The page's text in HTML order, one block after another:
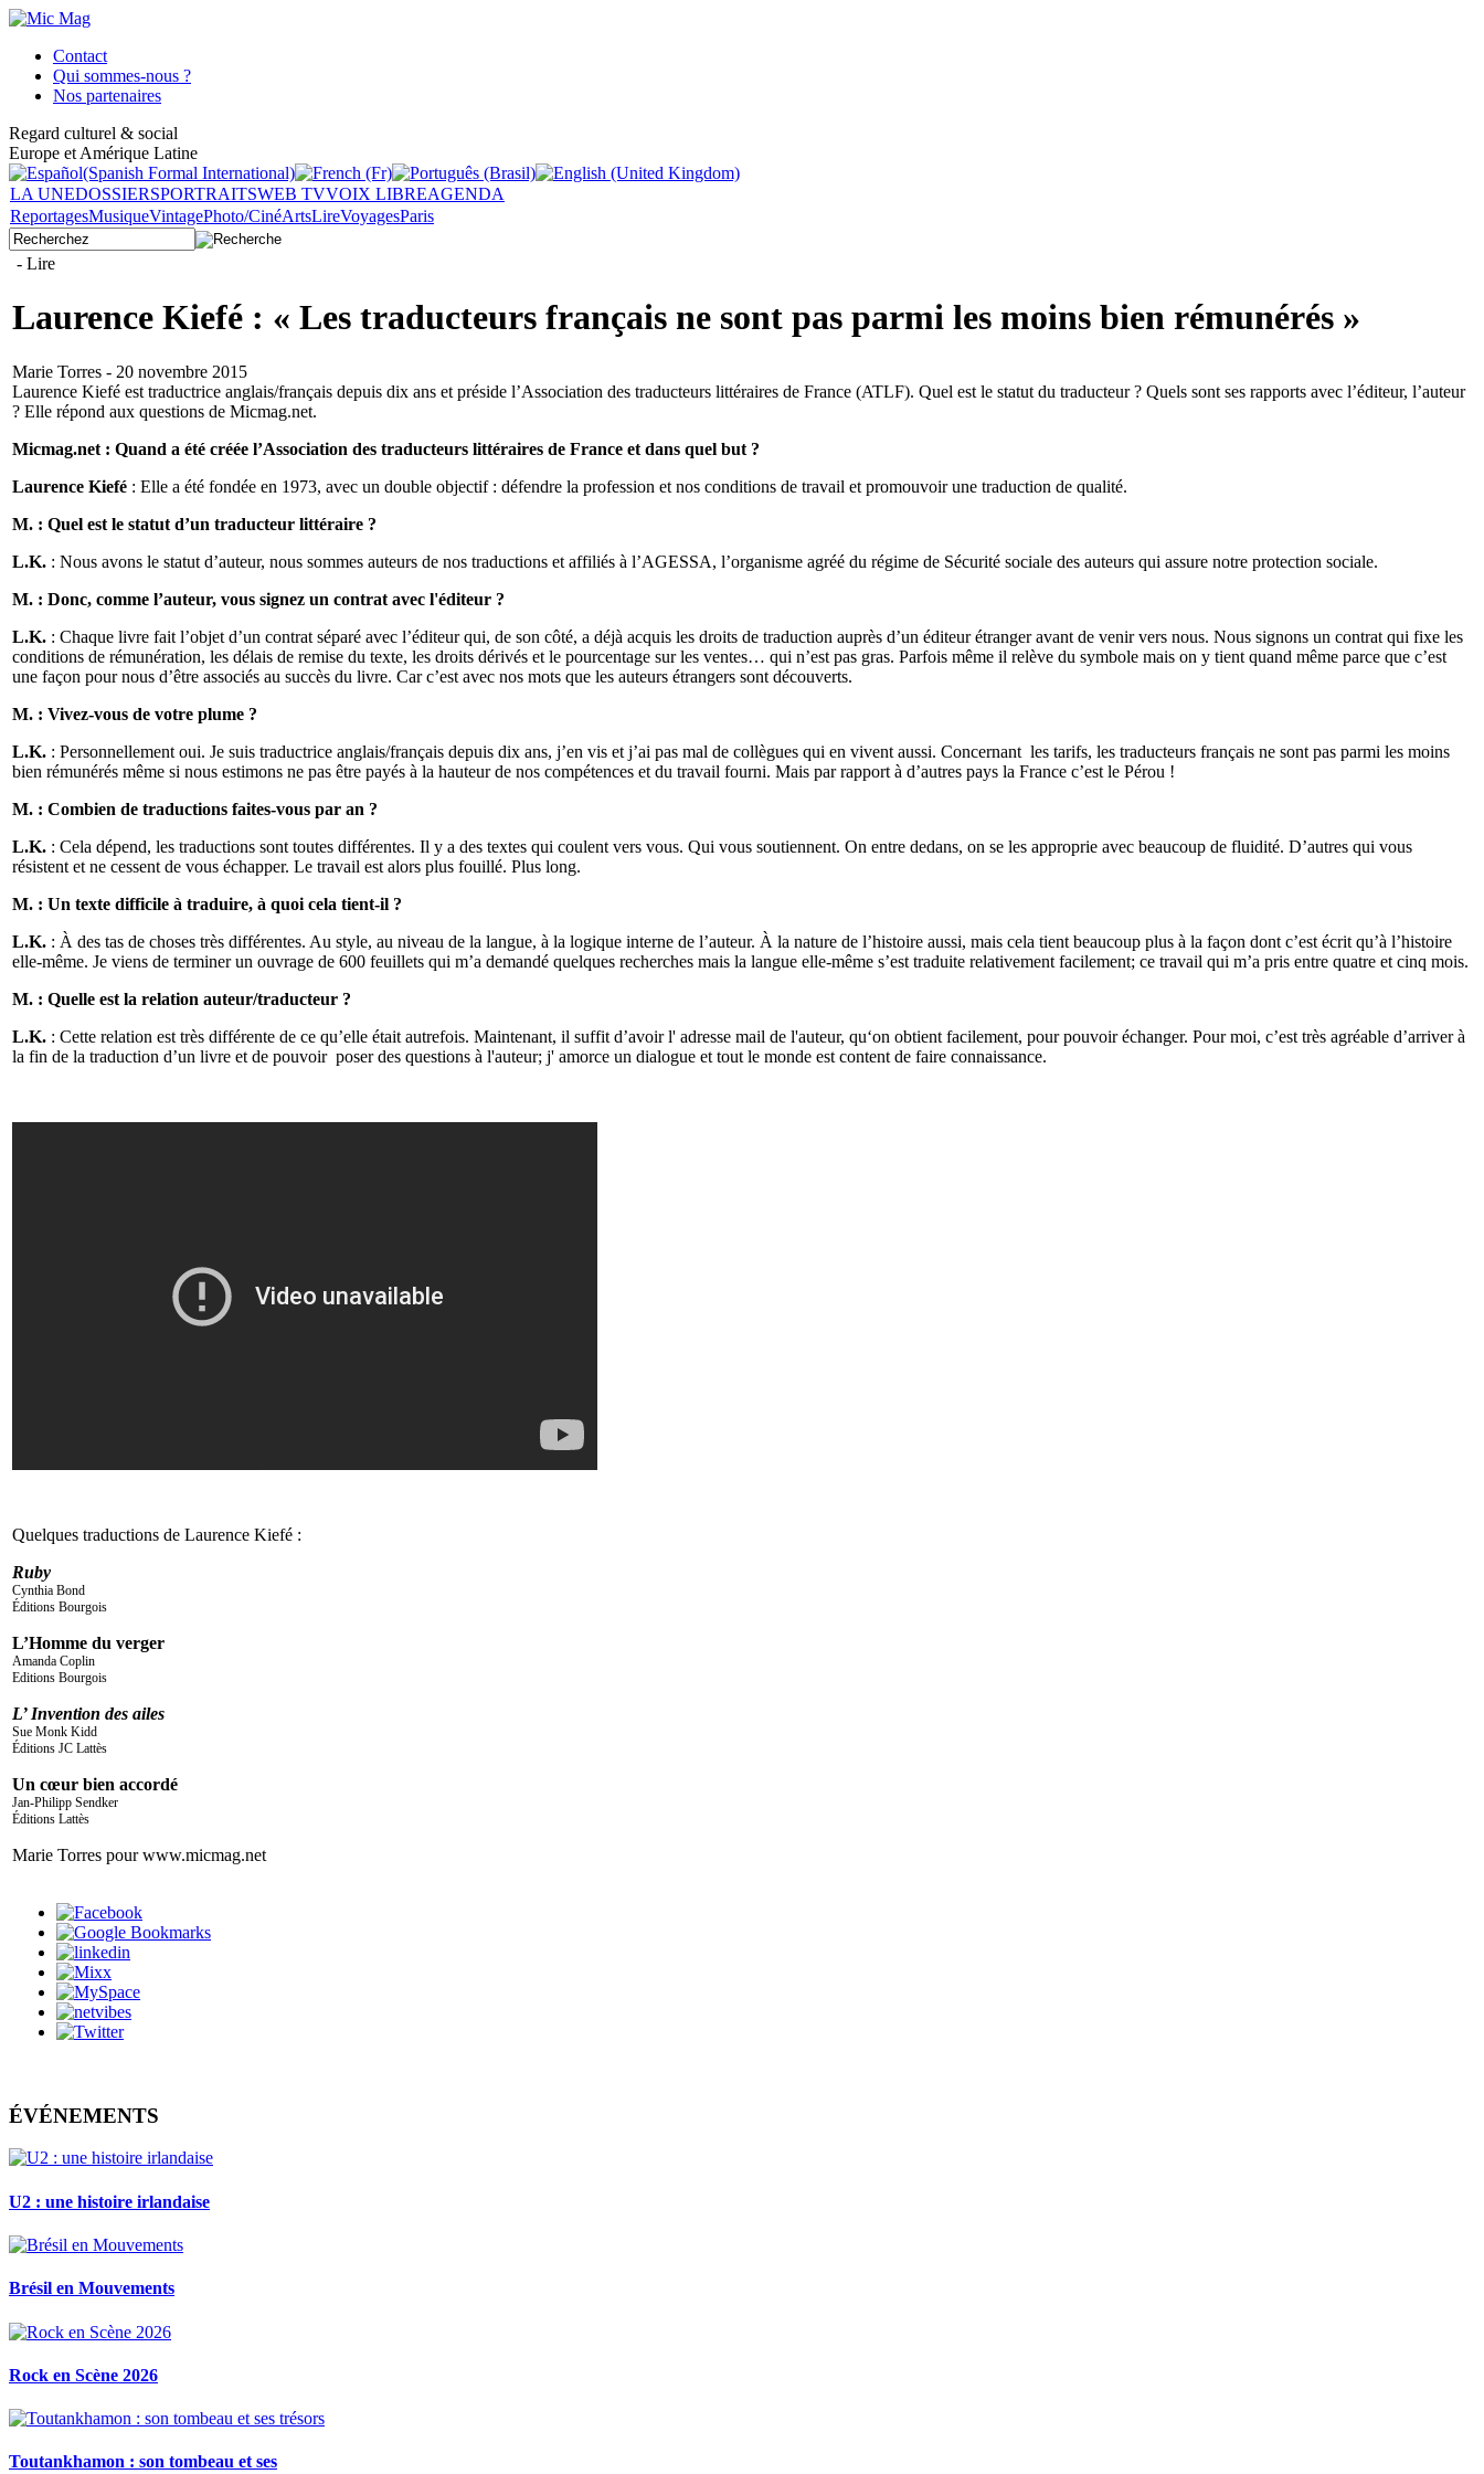
Contact
Qui sommes-nous ?
Nos partenaires
Regard culturel & social
Europe et Amérique Latine
LA UNEDOSSIERSPORTRAITSWEB TVVOIX LIBREAGENDA
ReportagesMusiqueVintagePhoto/CinéArtsLireVoyagesParis
- Lire
Laurence Kiefé : « Les traducteurs français ne sont pas parmi les moins bien rémunérés »
Marie Torres - 20 novembre 2015
Laurence Kiefé est traductrice anglais/français depuis dix ans et préside l’Association des traducteurs littéraires de France (ATLF). Quel est le statut du traducteur ? Quels sont ses rapports avec l’éditeur, l’auteur
? Elle répond aux questions de Micmag.net.
Micmag.net : Quand a été créée l’Association des traducteurs littéraires de France et dans quel but ?
Laurence Kiefé : Elle a été fondée en 1973, avec un double objectif : défendre la profession et nos conditions de travail et promouvoir une traduction de qualité.
M. : Quel est le statut d’un traducteur littéraire ?
L.K. : Nous avons le statut d’auteur, nous sommes auteurs de nos traductions et affiliés à l’AGESSA, l’organisme agréé du régime de Sécurité sociale des auteurs qui assure notre protection sociale.
M. : Donc, comme l’auteur, vous signez un contrat avec l'éditeur ?
L.K. : Chaque livre fait l’objet d’un contrat séparé avec l’éditeur qui, de son côté, a déjà acquis les droits de traduction auprès d’un éditeur étranger avant de venir vers nous. Nous signons un contrat qui fixe les
conditions de rémunération, les délais de remise du texte, les droits dérivés et le pourcentage sur les ventes… qui n’est pas gras. Parfois même il relève du symbole mais on y tient quand même parce que c’est
une façon pour nous d’être associés au succès du livre. Car c’est avec nos mots que les auteurs étrangers sont découverts.
M. : Vivez-vous de votre plume ?
L.K. : Personnellement oui. Je suis traductrice anglais/français depuis dix ans, j’en vis et j’ai pas mal de collègues qui en vivent aussi. Concernant les tarifs, les traducteurs français ne sont pas parmi les moins
bien rémunérés même si nous estimons ne pas être payés à la hauteur de nos compétences et du travail fourni. Mais par rapport à d’autres pays la France c’est le Pérou !
M. : Combien de traductions faites-vous par an ?
L.K. : Cela dépend, les traductions sont toutes différentes. Il y a des textes qui coulent vers vous. Qui vous soutiennent. On entre dedans, on se les approprie avec beaucoup de fluidité. D’autres qui vous
résistent et ne cessent de vous échapper. Le travail est alors plus fouillé. Plus long.
M. : Un texte difficile à traduire, à quoi cela tient-il ?
L.K. : À des tas de choses très différentes. Au style, au niveau de la langue, à la logique interne de l’auteur. À la nature de l’histoire aussi, mais cela tient beaucoup plus à la façon dont c’est écrit qu’à l’histoire
elle-même. Je viens de terminer un ouvrage de 600 feuillets qui m’a demandé quelques recherches mais la langue elle-même s’est traduite relativement facilement; ce travail qui m’a pris entre quatre et cinq mois.
M. : Quelle est la relation auteur/traducteur ?
L.K. : Cette relation est très différente de ce qu’elle était autrefois. Maintenant, il suffit d’avoir l' adresse mail de l'auteur, qu‘on obtient facilement, pour pouvoir échanger. Pour moi, c’est très agréable d’arriver à
la fin de la traduction d’un livre et de pouvoir poser des questions à l'auteur; j' amorce un dialogue et tout le monde est content de faire connaissance.
Quelques traductions de Laurence Kiefé :
Ruby
Cynthia Bond
Éditions Bourgois
L’Homme du verger
Amanda Coplin
Editions Bourgois
L’ Invention des ailes
Sue Monk Kidd
Éditions JC Lattès
Un cœur bien accordé
Jan-Philipp Sendker
Éditions Lattès
Marie Torres pour www.micmag.net
ÉVÉNEMENTS
U2 : une histoire irlandaise
Brésil en Mouvements
Rock en Scène 2026
Toutankhamon : son tombeau et ses